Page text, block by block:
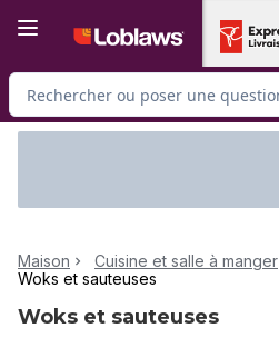
Rechercher des produits
Maison Cuisine et salle à manger
Woks et sauteuses
Woks et sauteuses